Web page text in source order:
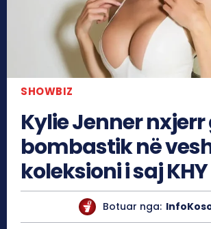
SHOWBIZ
Kylie Jenner
bombastik në
koleksioni i saj KHY
Botuar nga: